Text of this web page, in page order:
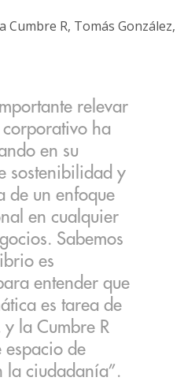
Cumbre R, Tomás González,
relevar
ha
en su
sostenibilidad y
de un enfoque
en cualquier
Sabemos
es
entender que
es tarea de
la Cumbre R
espacio de
la ciudadanía”.